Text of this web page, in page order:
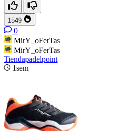
1549
0
MirY_oFerTas
MirY_oFerTas
Tiendapadelpoint
1sem